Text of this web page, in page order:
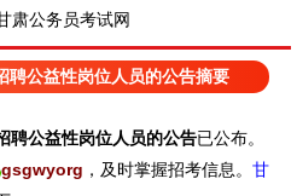
肃公务员考试网
聘公益性岗位人员的公告摘要
聘公益性岗位人员的公告已公布。
gsgwyorg ， 及时掌握招考信息。 甘